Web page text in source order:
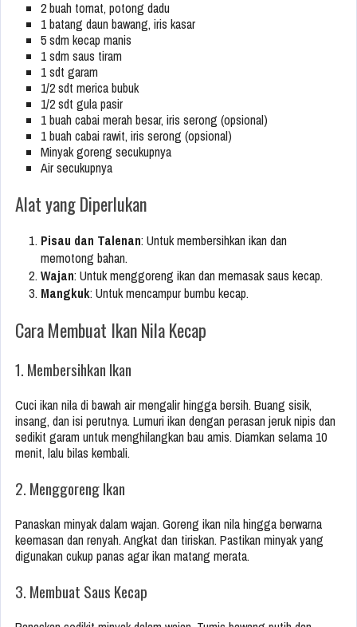
2 buah tomat, potong dadu
1 batang daun bawang, iris kasar
5 sdm kecap manis
1 sdm saus tiram
1 sdt garam
1/2 sdt merica bubuk
1/2 sdt gula pasir
1 buah cabai merah besar, iris serong (opsional)
1 buah cabai rawit, iris serong (opsional)
Minyak goreng secukupnya
Air secukupnya
Alat yang Diperlukan
Pisau dan Talenan: Untuk membersihkan ikan dan
memotong bahan.
Wajan: Untuk menggoreng ikan dan memasak saus kecap.
Mangkuk: Untuk mencampur bumbu kecap.
Cara Membuat Ikan Nila Kecap
1. Membersihkan Ikan
Cuci ikan nila di bawah air mengalir hingga bersih. Buang sisik,
insang, dan isi perutnya. Lumuri ikan dengan perasan jeruk nipis dan
sedikit garam untuk menghilangkan bau amis. Diamkan selama 10
menit, lalu bilas kembali.
2. Menggoreng Ikan
Panaskan minyak dalam wajan. Goreng ikan nila hingga berwarna
keemasan dan renyah. Angkat dan tiriskan. Pastikan minyak yang
digunakan cukup panas agar ikan matang merata.
3. Membuat Saus Kecap